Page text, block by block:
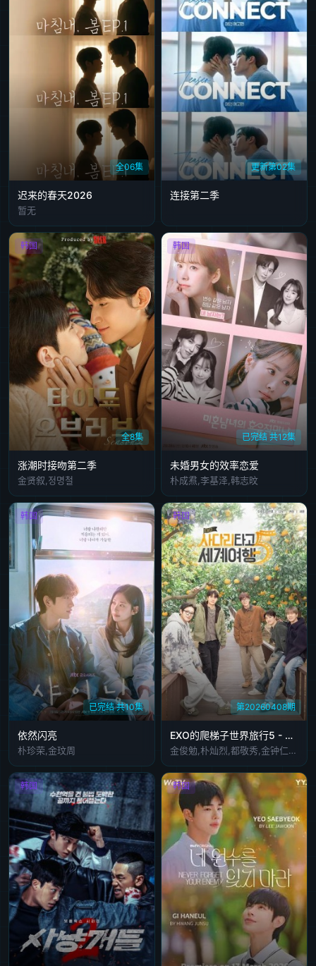
全06集
迟来的春天2026
暂无
更新第02集
连接第二季
韩国
全8集
涨潮时接吻第二季
金贤叙,정명철
韩国
已完结 共12集
未婚男女的效率恋爱
朴成焄,李基泽,韩志旼
韩国
已完结 共10集
依然闪亮
朴珍荣,金玟周
韩国
第20260408期
EXO的爬梯子世界旅行5 - 济州岛篇
金俊勉,朴灿烈,都敬秀,金钟仁,吴世勋
韩国 韩国